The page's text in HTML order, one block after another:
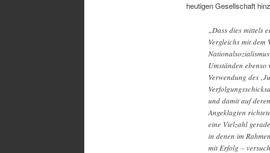
heutigen Gesellschaft
„Dass dies mittels
Vergleichs mit
Umständen
Verwendung des
und damit auf
Angeklagten
eine Vielzahl
in denen im
mit Erfolg –